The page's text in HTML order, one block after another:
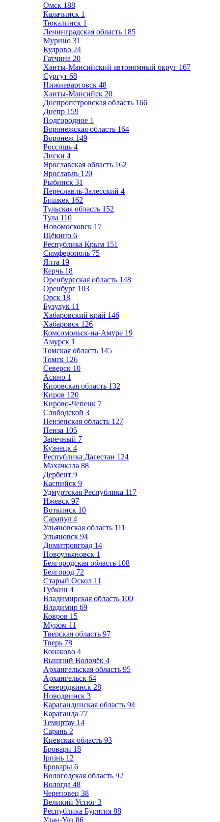
Омск 188
Калачинск 1
Тюкалинск 1
Ленинградская область 185
Мурино 31
Кудрово 24
Гатчина 20
Ханты-Мансийский автономный округ 167
Сургут 68
Нижневартовск 48
Ханты-Мансийск 20
Днепропетровская область 166
Днепр 159
Подгородное 1
Воронежская область 164
Воронеж 149
Россошь 4
Лиски 4
Ярославская область 162
Ярославль 120
Рыбинск 31
Переславль-Залесский 4
Бишкек 162
Тульская область 152
Тула 110
Новомосковск 17
Щёкино 6
Республика Крым 151
Симферополь 75
Ялта 19
Керчь 18
Оренбургская область 148
Оренбург 103
Орск 18
Бузулук 11
Хабаровский край 146
Хабаровск 126
Комсомольск-на-Амуре 19
Амурск 1
Томская область 145
Томск 126
Северск 10
Асино 1
Кировская область 132
Киров 120
Кирово-Чепецк 7
Слободской 3
Пензенская область 127
Пенза 105
Заречный 7
Кузнецк 4
Республика Дагестан 124
Махачкала 88
Дербент 9
Каспийск 9
Удмуртская Республика 117
Ижевск 97
Воткинск 10
Сарапул 4
Ульяновская область 111
Ульяновск 94
Димитровград 14
Новоульяновск 1
Белгородская область 108
Белгород 72
Старый Оскол 11
Губкин 4
Владимирская область 100
Владимир 69
Ковров 15
Муром 11
Тверская область 97
Тверь 78
Конаково 4
Вышний Волочёк 4
Архангельская область 95
Архангельск 64
Северодвинск 28
Новодвинск 3
Карагандинская область 94
Караганда 77
Темиртау 14
Сарань 2
Киевская область 93
Бровари 18
Ірпінь 12
Бровары 6
Вологодская область 92
Вологда 48
Череповец 38
Великий Устюг 3
Республика Бурятия 88
Улан-Удэ 86